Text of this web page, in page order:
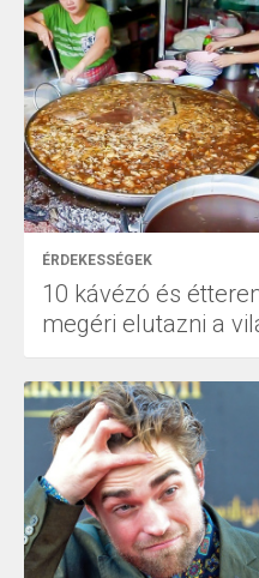
ÉRDEKESSÉGEK
10 kávézó és
megéri elutazni a